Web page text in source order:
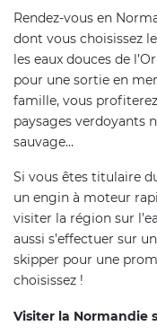
Rendez-vous en
dont vous choisissez
les eaux douces de
pour une sortie en
famille, vous
paysages verdoyants
sauvage…
Si vous êtes titulaire
un engin à moteur
visiter la région sur
aussi s’effectuer sur
skipper pour une
choisissez !
Visiter la Normandie